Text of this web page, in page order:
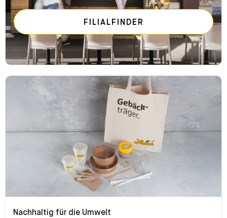
FILIALFINDER
Nachhaltig für die Umwelt